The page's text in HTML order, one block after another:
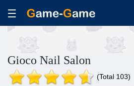
Gioco Nail Salon
(Total 103)